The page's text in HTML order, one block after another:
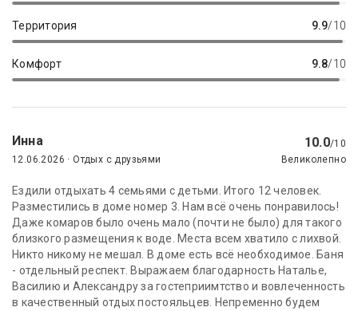
Территория 9.9/10
Комфорт 9.8/10
Инна 10.0/10
12.06.2026 · Отдых с друзьями
Великолепно
Ездили отдыхать 4 семьями с детьми. Итого 12 человек.
Разместились в доме номер 3. Нам всё очень понравилось!
Даже комаров было очень мало (почти не было) для такого
близкого размещения к воде. Места всем хватило с лихвой.
Никто никому не мешал. В доме есть всё необходимое. Баня
- отдельный респект. Выражаем благодарность Наталье,
Василию и Александру за гостеприимтство и вовлеченность
в качественный отдых постояльцев. Непременно будем